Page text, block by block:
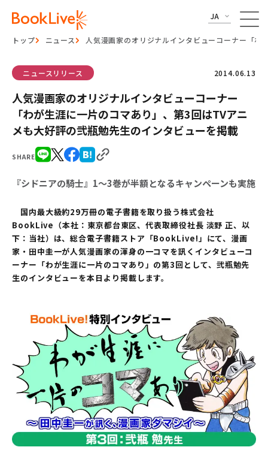
JA
トップ ニュース 人気漫画家のオリジナルインタビューコーナー「
SHARE
ニュースリリース 2014.06.13
人気漫画家のオリジナルインタビューコーナー
「わが生涯に一片のコマあり」、第3回はTVアニ
メも大好評の弐瓶勉先生のインタビューを掲載
『シドニアの騎士』1～3巻が半額となるキャンペーンも実施
国内最大級約29万冊の電子書籍を取り扱う株式会社
BookLive（本社：東京都台東区、代表取締役社長 淡野 正、以
下：当社）は、総合電子書籍ストア「BookLive!」にて、漫画
家・田中圭一が人気漫画家の渾身の一コマを訊くインタビューコ
ーナー「わが生涯に一片のコマあり」の第3回として、弐瓶勉先
生のインタビューを本日より掲載します。